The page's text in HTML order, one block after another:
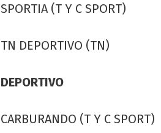
SPORTIA (T Y C SPORT)
TN DEPORTIVO (TN)
DEPORTIVO
CARBURANDO (T Y C SPORT)